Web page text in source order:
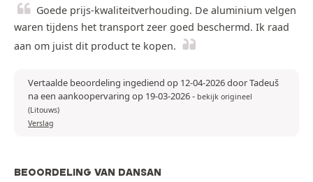
Goede prijs-kwaliteitverhouding. De aluminium velgen
waren tijdens het transport zeer goed beschermd. Ik raad
aan om juist dit product te kopen.
Vertaalde beoordeling ingediend op 12-04-2026 door Tadeuš
na een aankoopervaring op 19-03-2026- bekijk origineel
(Litouws)
Verslag
BEOORDELING VAN DANSAN